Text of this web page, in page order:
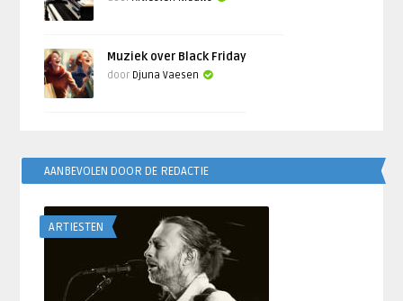
Muziek over Black Friday
door Djuna Vaesen
AANBEVOLEN DOOR DE REDACTIE
ARTIESTEN